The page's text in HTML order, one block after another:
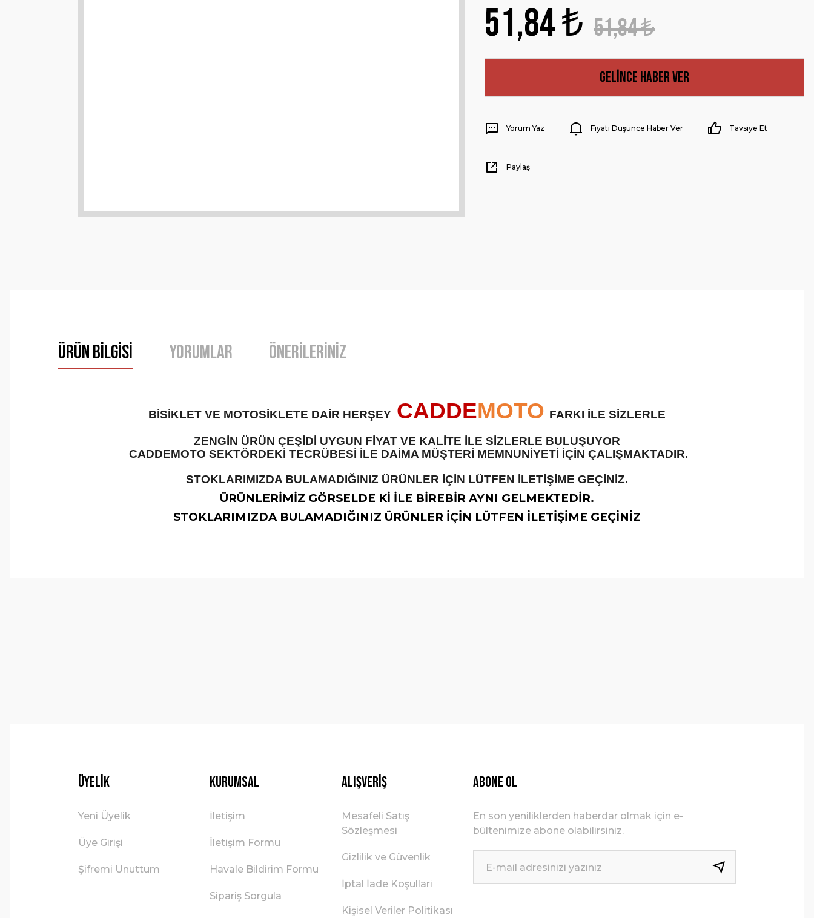
51,84 ₺ 51,84 ₺
Gelince Haber Ver
Yorum Yaz Fiyatı Düşünce Haber Ver Tavsiye Et
Paylaş
Ürün Bilgisi Yorumlar Önerileriniz
BİSİKLET VE MOTOSİKLETE DAİR HERŞEY CADDEMOTO FARKI İLE SİZLERLE
ZENGİN ÜRÜN ÇEŞİDİ UYGUN FİYAT VE KALİTE İLE SİZLERLE BULUŞUYOR
CADDEMOTO SEKTÖRDEKİ TECRÜBESİ İLE DAİMA MÜŞTERİ MEMNUNİYETİ İÇİN ÇALIŞMAKTADIR.
STOKLARIMIZDA BULAMADIĞINIZ ÜRÜNLER İÇİN LÜTFEN İLETİŞİME GEÇİNİZ.
ÜRÜNLERİMİZ GÖRSELDE Kİ İLE BİREBİR AYNI GELMEKTEDİR.
STOKLARIMIZDA BULAMADIĞINIZ ÜRÜNLER İÇİN LÜTFEN İLETİŞİME GEÇİNİZ
Üyelik
Yeni Üyelik
Üye Girişi
Şifremi Unuttum
Kurumsal
İletişim
İletişim Formu
Havale Bildirim Formu
Sipariş Sorgula
Alışveriş
Mesafeli Satış
Sözleşmesi
Gizlilik ve Güvenlik
İptal İade Koşullari
Kişisel Veriler Politikası
ABONE OL
En son yeniliklerden haberdar olmak için e-
bültenimize abone olabilirsiniz.